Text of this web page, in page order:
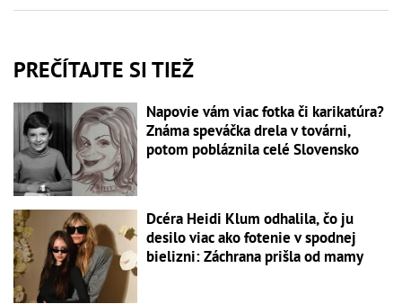
PREČÍTAJTE SI TIEŽ
Napovie vám viac fotka či karikatúra?
Známa speváčka drela v továrni,
potom pobláznila celé Slovensko
Dcéra Heidi Klum odhalila, čo ju
desilo viac ako fotenie v spodnej
bielizni: Záchrana prišla od mamy